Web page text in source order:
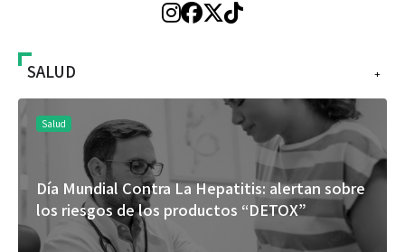
+
SALUD
Salud
Día Mundial Contra La Hepatitis: alertan sobre
los riesgos de los productos “DETOX”